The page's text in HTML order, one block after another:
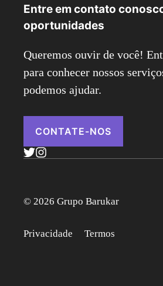
Entre em contato
oportunidades
Queremos ouvir de você!
para conhecer nossos
podemos ajudar.
CONTATE-NOS
© 2026 Grupo Barukar
Privacidade Termos